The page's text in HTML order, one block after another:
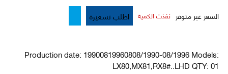
السعر غير متوفر نفذت الكمية اطلب تسعيرة
Production date: 19900819960808/1990-08/1996 Models:
LX80,MX81,RX8#..LHD QTY: 01